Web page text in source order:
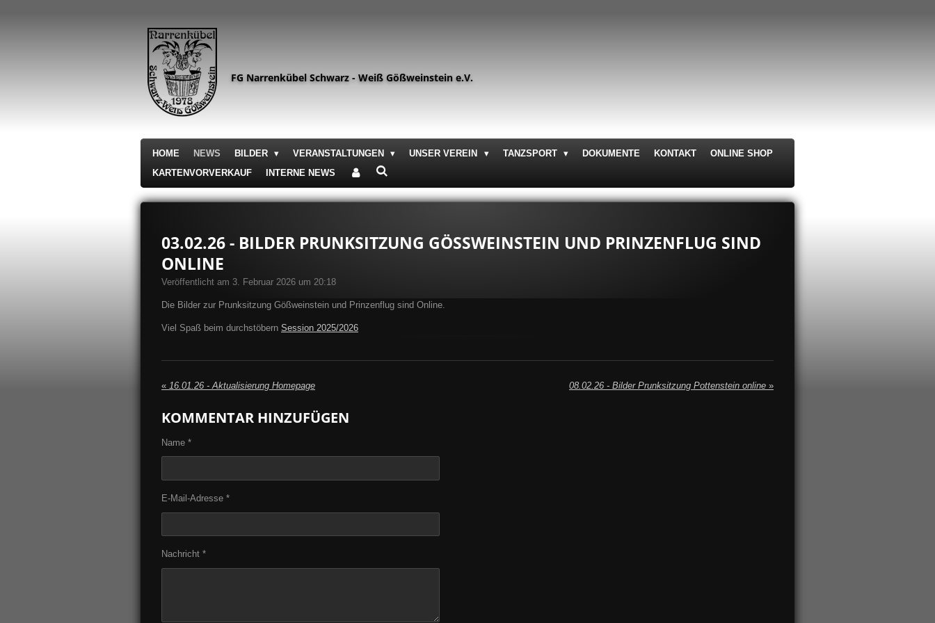
FG Narrenkübel Schwarz - Weiß Gößweinstein e.V.
HOME NEWS BILDER VERANSTALTUNGEN UNSER VEREIN TANZSPORT DOKUMENTE KONTAKT
ONLINE SHOP
KARTENVORVERKAUF
INTERNE NEWS
03.02.26 - BILDER PRUNKSITZUNG GÖSSWEINSTEIN UND PRINZENFLUG SIND O
NLINE
Veröffentlicht am 3. Februar 2026 um 20:18
Die Bilder zur Prunksitzung Gößweinstein und Prinzenflug sind Online.
Viel Spaß beim durchstöbern Session 2025/2026
« 16.01.26 - Aktualisierung Homepage 08.02.26 - Bilder Prunksitzung Pottenstein online »
KOMMENTAR HINZUFÜGEN
Name *
E-Mail-Adresse *
Nachricht *